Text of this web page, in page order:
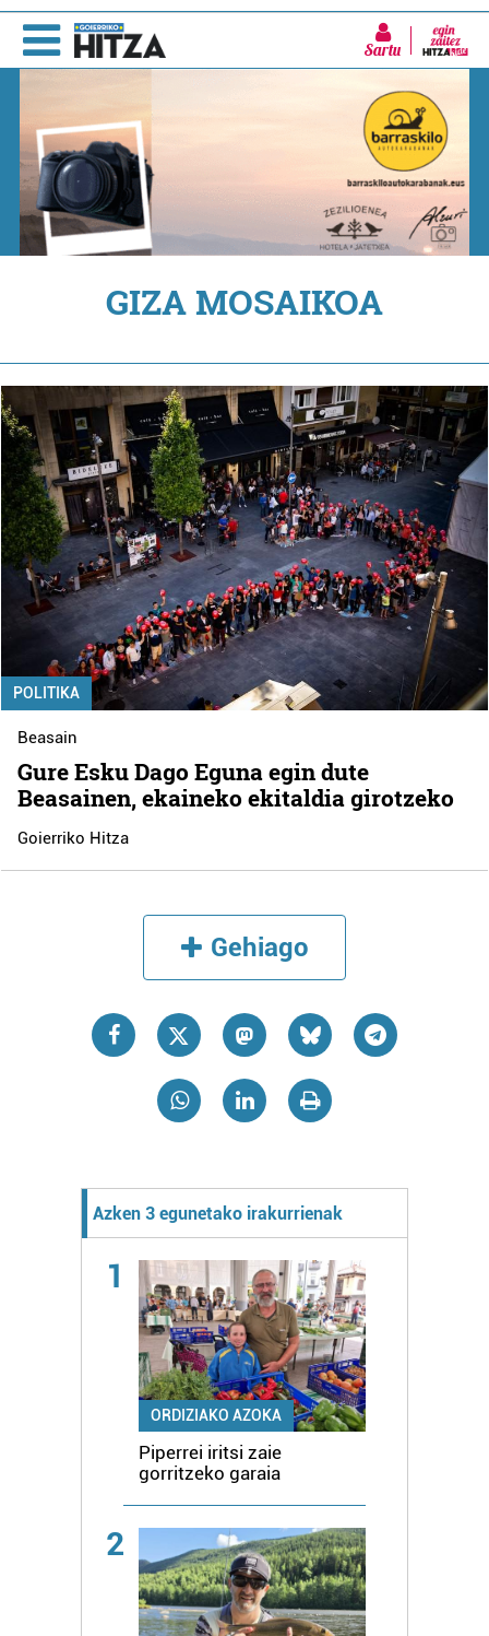
Sartu
GIZA MOSAIKOA
POLITIKA
Beasain
Gure Esku Dago Eguna egin dute
Beasainen, ekaineko ekitaldia girotzeko
Goierriko Hitza
Gehiago
Azken 3 egunetako irakurrienak
1
ORDIZIAKO AZOKA
Piperrei iritsi zaie
gorritzeko garaia
2